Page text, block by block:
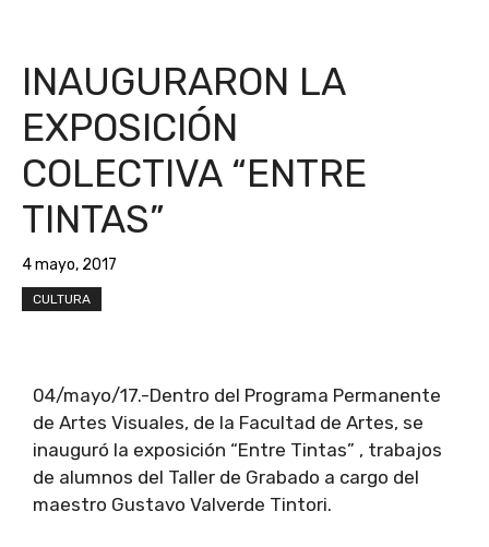
INAUGURARON LA
EXPOSICIÓN
COLECTIVA “ENTRE
TINTAS”
4 mayo, 2017
CULTURA
04/mayo/17.-Dentro del Programa Permanente
de Artes Visuales, de la Facultad de Artes, se
inauguró la exposición “Entre Tintas” , trabajos
de alumnos del Taller de Grabado a cargo del
maestro Gustavo Valverde Tintori.